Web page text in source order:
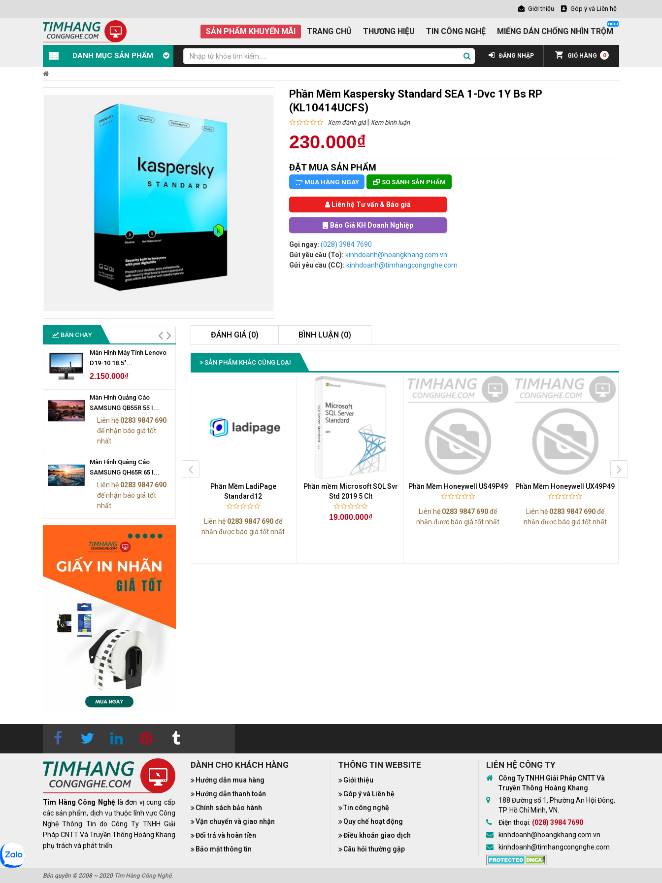
Giới thiệu Góp ý và Liên hệ
SẢN PHẨM KHUYẾN MÃI TRANG CHỦ THƯƠNG HIỆU TIN CÔNG NGHỆ MIẾNG DÁN CHỐNG NHÌN TRỘM
DANH MỤC SẢN PHẨM GIỎ HÀNG 0
ĐĂNG NHẬP
Phần Mềm Kaspersky Standard SEA 1-Dvc 1Y Bs RP
(KL10414UCFS)
Xem đánh giá| Xem bình luận
230.000₫
ĐẶT MUA SẢN PHẨM
MUA HÀNG NGAY SO SÁNH SẢN PHẨM
Liên hệ Tư vấn & Báo giá
Báo Giá KH Doanh Nghiệp
Gọi ngay: (028) 3984 7690
Gửi yêu cầu (To): kinhdoanh@hoangkhang.com.vn
Gửi yêu cầu (CC): kinhdoanh@timhangcongnghe.com
BÁN CHẠY
Màn Hình Máy Tính Lenovo
D19-10 18.5"...
2.150.000₫
Màn Hình Quảng Cáo
SAMSUNG QB55R 55 I...
Liên hệ 0283 9847 690
để nhận báo giá tốt
nhất
Màn Hình Quảng Cáo
SAMSUNG QH65R 65 I...
Liên hệ 0283 9847 690
để nhận báo giá tốt
nhất
Màn Hình Máy Tính Lenovo
Màn Hình Quảng Cáo
để nhận báo giá tốt
nhất
Màn Hình Quảng Cáo
SAMSUNG QH65R 65 I...
Liên hệ 0283 9847 690
để nhận báo giá tốt
nhất
ĐÁNH GIÁ (0) BÌNH LUẬN (0)
SẢN PHẨM KHÁC CÙNG LOẠI
Honeywell X-SP2000 Phần Mềm Honeywell X-ST2000
Phần Mềm LadiPage
Standard12
Liên hệ 0283 9847 690để
nhận được báo giá tốt nhất
Phần mềm Microsoft SQL Svr
Std 2019 5 Clt
19.000.000₫
Phần Mềm Honeywell US49P49
Liên hệ 0283 9847 690để
nhận được báo giá tốt nhất
Phần Mềm Honeywell UX49P49
Liên hệ 0283 9847 690để
nhận được báo giá tốt nhất
Tìm Hàng Công Nghệ là đơn vị cung cấp
các sản phẩm, dịch vụ thuộc lĩnh vực Công
Nghệ Thông Tin do Công Ty TNHH Giải
Pháp CNTT Và Truyền Thông Hoàng Khang
phụ trách và phát triển.
DÀNH CHO KHÁCH HÀNG
Hướng dẫn mua hàng
Hướng dẫn thanh toán
Chính sách bảo hành
Vận chuyển và giao nhận
Đổi trả và hoàn tiền
Bảo mật thông tin
THÔNG TIN WEBSITE
Giới thiệu
Góp ý và Liên hệ
Tin công nghệ
Quy chế hoạt động
Điều khoản giao dịch
Câu hỏi thường gặp
LIÊN HỆ CÔNG TY
Công Ty TNHH Giải Pháp CNTT Và
Truyền Thông Hoàng Khang
188 Đường số 1, Phường An Hội Đông,
TP. Hồ Chí Minh, VN.
Điện thoại: (028) 3984 7690
kinhdoanh@hoangkhang.com.vn
kinhdoanh@timhangcongnghe.com
Bản quyền © 2008 ~ 2020 Tìm Hàng Công Nghệ.